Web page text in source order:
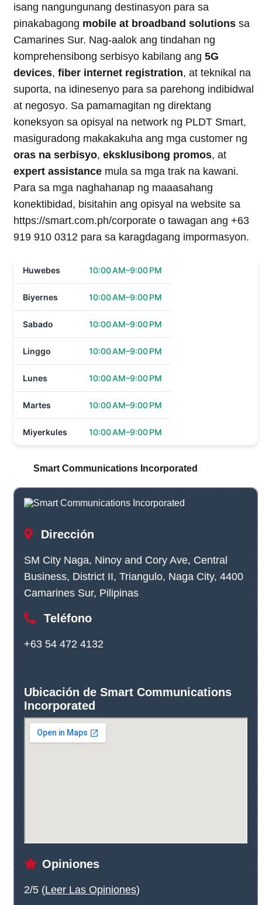
isang nangungunang destinasyon para sa
pinakabagong mobile at broadband solutions sa
Camarines Sur. Nag-aalok ang tindahan ng
komprehensibong serbisyo kabilang ang 5G
devices, fiber internet registration, at teknikal na
suporta, na idinesenyo para sa parehong indibidwal
at negosyo. Sa pamamagitan ng direktang
koneksyon sa opisyal na network ng PLDT Smart,
masiguradong makakakuha ang mga customer ng
oras na serbisyo, eksklusibong promos, at
expert assistance mula sa mga trak na kawani.
Para sa mga naghahanap ng maaasahang
konektibidad, bisitahin ang opisyal na website sa
https://smart.com.ph/corporate o tawagan ang +63
919 910 0312 para sa karagdagang impormasyon.
Huwebes 10:00 AM–9:00 PM
Biyernes 10:00 AM–9:00 PM
Sabado 10:00 AM–9:00 PM
Linggo 10:00 AM–9:00 PM
Lunes 10:00 AM–9:00 PM
Martes 10:00 AM–9:00 PM
Miyerkules 10:00 AM–9:00 PM
Smart Communications Incorporated
Dirección
SM City Naga, Ninoy and Cory Ave, Central
Business, District II, Triangulo, Naga City, 4400
Camarines Sur, Pilipinas
Teléfono
+63 54 472 4132
Ubicación de Smart Communications
Incorporated
Opiniones
2/5 (Leer Las Opiniones)